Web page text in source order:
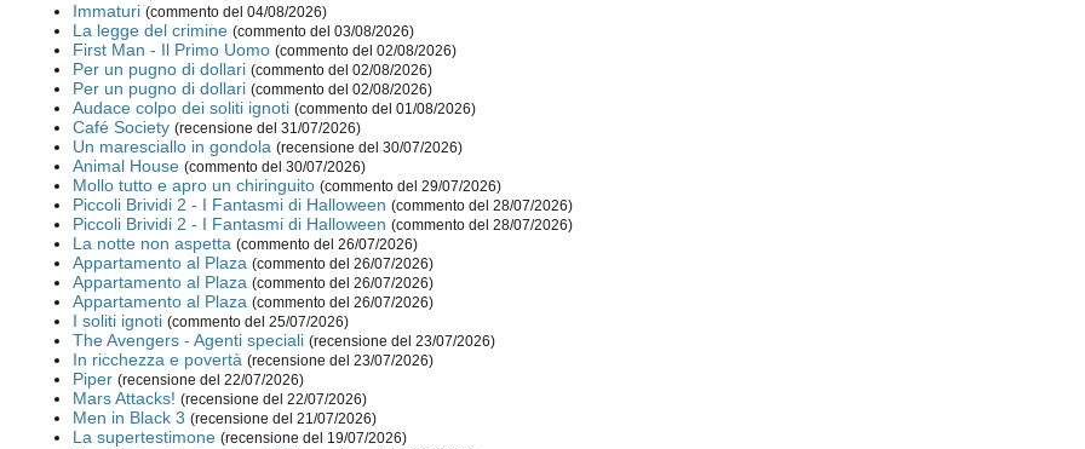
Immaturi (commento del 04/08/2026)
La legge del crimine (commento del 03/08/2026)
First Man - Il Primo Uomo (commento del 02/08/2026)
Per un pugno di dollari (commento del 02/08/2026)
Per un pugno di dollari (commento del 02/08/2026)
Audace colpo dei soliti ignoti (commento del 01/08/2026)
Café Society (recensione del 31/07/2026)
Un maresciallo in gondola (recensione del 30/07/2026)
Animal House (commento del 30/07/2026)
Mollo tutto e apro un chiringuito (commento del 29/07/2026)
Piccoli Brividi 2 - I Fantasmi di Halloween (commento del 28/07/2026)
Piccoli Brividi 2 - I Fantasmi di Halloween (commento del 28/07/2026)
La notte non aspetta (commento del 26/07/2026)
Appartamento al Plaza (commento del 26/07/2026)
Appartamento al Plaza (commento del 26/07/2026)
Appartamento al Plaza (commento del 26/07/2026)
I soliti ignoti (commento del 25/07/2026)
The Avengers - Agenti speciali (recensione del 23/07/2026)
In ricchezza e povertà (recensione del 23/07/2026)
Piper (recensione del 22/07/2026)
Mars Attacks! (recensione del 22/07/2026)
Men in Black 3 (recensione del 21/07/2026)
La supertestimone (recensione del 19/07/2026)